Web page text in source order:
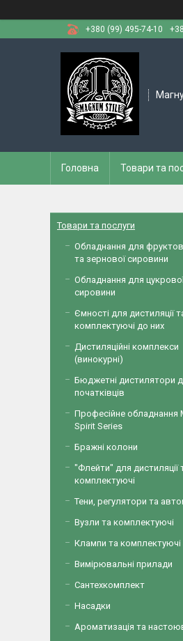
+380 (99) 495-74-10
Головна Товари та
Товари та послуги
Обладнання для
та зернової сировини
Обладнання для
сировини
Ємності для дистиляції
комплектуючі до них
Дистиляційні комплекси
(винокурні)
Бюджетні дистилятори
початківців
Професійне обладнання
Spirit Series
Бражні колони
"Флейти" для дистиляції
комплектуючі
Тени, регулятори та
Вузли та комплектуючі
Клампи та комплектуючі
Вимірювальні прилади
Сантехкомплект
Насадки
Ароматизація та